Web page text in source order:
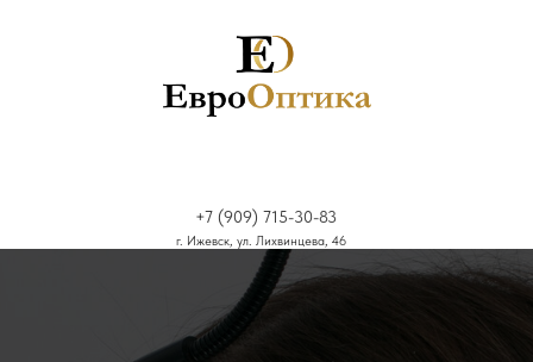
+7 (909) 715-30-83
г. Ижевск, ул. Лихвинцева, 46